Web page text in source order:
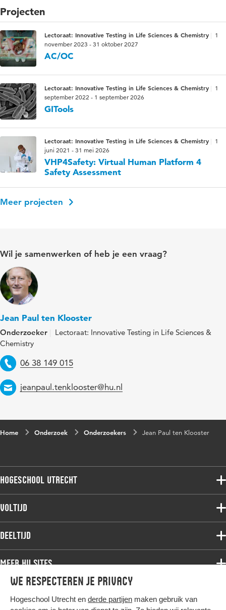
We respecteren je privacy
Hogeschool Utrecht en derde partijen maken gebruik van
Projecten
Lectoraat: Innovative Testing in Life Sciences & Chemistry
1
november 2023 - 31 oktober 2027
AC/OC
Lectoraat: Innovative Testing in Life Sciences & Chemistry
1
september 2022 - 1 september 2026
GITools
Lectoraat: Innovative Testing in Life Sciences & Chemistry
1
juni 2021 - 31 mei 2026
VHP4Safety: Virtual Human Platform 4
Safety Assessment
Meer projecten
Wil je samenwerken of heb je een vraag?
Jean Paul ten Klooster
Onderzoeker
Lectoraat: Innovative Testing in Life Sciences &
Chemistry
Telefoon
06 38 149 015
Email
jeanpaul.tenklooster@hu.nl
Home Onderzoek Onderzoekers Jean Paul ten Klooster
Hogeschool Utrecht
Voltijdopleidingen
Onderzoek
Werken bij de HU
Contact
Voltijd
Associate degree
Master
Studiekeuze voltijd
Deeltijd
Associate degree
Bachelor
Meer HU sites
HU International
HU Bibliotheek
Hier komt alles samen